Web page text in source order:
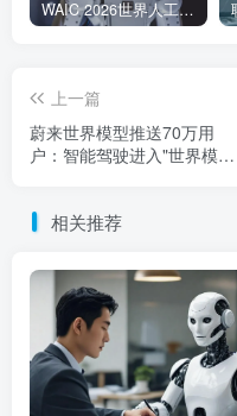
WAIC 2026世界人工智能大会7月17日开幕：300款全球首发，展览面积首破10万平米
上一篇
蔚来世界模型推送70万用
户：智能驾驶进入"世界模
相关推荐